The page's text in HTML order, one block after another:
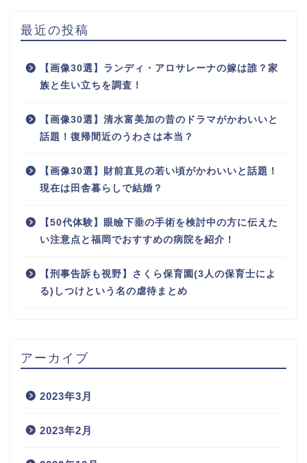
最近の投稿
【画像30選】ランディ・アロサレーナの嫁は誰？家
族と生い立ちを調査！
【画像30選】清水富美加の昔のドラマがかわいいと
話題！復帰間近のうわさは本当？
【画像30選】財前直見の若い頃がかわいいと話題！
現在は田舎暮らしで結婚？
【50代体験】眼瞼下垂の手術を検討中の方に伝えた
い注意点と福岡でおすすめの病院を紹介！
【刑事告訴も視野】さくら保育園(3人の保育士によ
る)しつけという名の虐待まとめ
アーカイブ
2023年3月
2023年2月